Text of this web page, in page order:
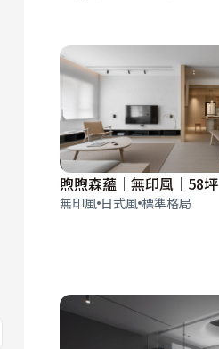
煦煦森蘊│無印風│58坪
無印風 日式風 標準格局